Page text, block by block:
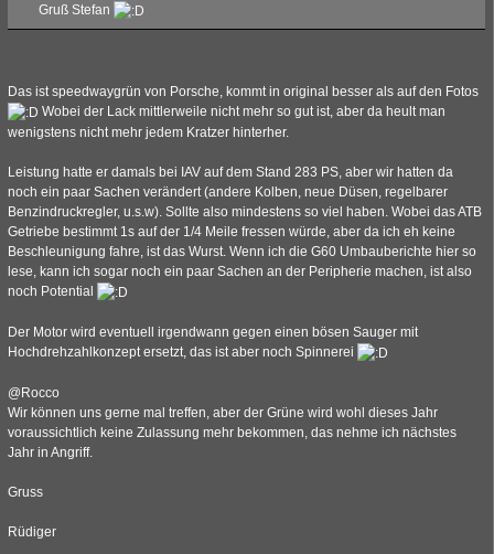
Gruß Stefan
Das ist speedwaygrün von Porsche, kommt in original besser als auf den Fotos
Wobei der Lack mittlerweile nicht mehr so gut ist, aber da heult man
wenigstens nicht mehr jedem Kratzer hinterher.
Leistung hatte er damals bei IAV auf dem Stand 283 PS, aber wir hatten da
noch ein paar Sachen verändert (andere Kolben, neue Düsen, regelbarer
Benzindruckregler, u.s.w). Sollte also mindestens so viel haben. Wobei das ATB
Getriebe bestimmt 1s auf der 1/4 Meile fressen würde, aber da ich eh keine
Beschleunigung fahre, ist das Wurst. Wenn ich die G60 Umbauberichte hier so
lese, kann ich sogar noch ein paar Sachen an der Peripherie machen, ist also
noch Potential
Der Motor wird eventuell irgendwann gegen einen bösen Sauger mit
Hochdrehzahlkonzept ersetzt, das ist aber noch Spinnerei
@Rocco
Wir können uns gerne mal treffen, aber der Grüne wird wohl dieses Jahr
voraussichtlich keine Zulassung mehr bekommen, das nehme ich nächstes
Jahr in Angriff.
Gruss
Rüdiger